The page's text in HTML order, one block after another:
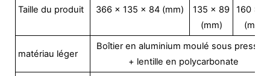
Taille du produit 366 x 135 x 84 (mm)
135 x 89
(mm)
160 x
(mm)
matériau léger
Boîtier en aluminium moulé sous pression
+ lentille en polycarbonate